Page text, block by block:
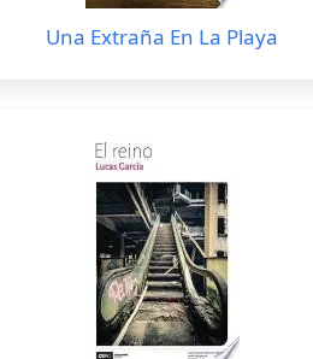
Una Extraña En La Playa